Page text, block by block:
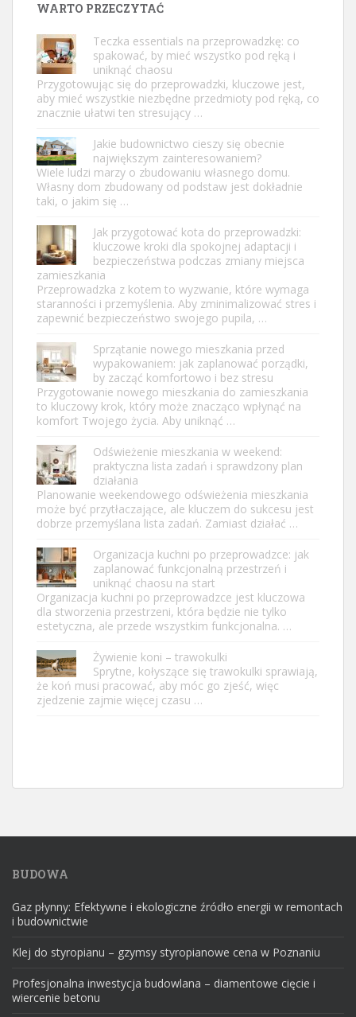
WARTO PRZECZYTAĆ
Teczka essentials na przeprowadzkę: co
spakować, by mieć wszystko pod ręką i
uniknąć chaosu
Przygotowując się do przeprowadzki, kluczowe jest,
aby mieć wszystkie niezbędne przedmioty pod ręką, co
znacznie ułatwi ten stresujący …
Jakie budownictwo cieszy się obecnie
największym zainteresowaniem?
Wiele ludzi marzy o zbudowaniu własnego domu.
Własny dom zbudowany od podstaw jest dokładnie
taki, o jakim się …
Jak przygotować kota do przeprowadzki:
kluczowe kroki dla spokojnej adaptacji i
bezpieczeństwa podczas zmiany miejsca
zamieszkania
Przeprowadzka z kotem to wyzwanie, które wymaga
staranności i przemyślenia. Aby zminimalizować stres i
zapewnić bezpieczeństwo swojego pupila, …
Sprzątanie nowego mieszkania przed
wypakowaniem: jak zaplanować porządki,
by zacząć komfortowo i bez stresu
Przygotowanie nowego mieszkania do zamieszkania
to kluczowy krok, który może znacząco wpłynąć na
komfort Twojego życia. Aby uniknąć …
Odświeżenie mieszkania w weekend:
praktyczna lista zadań i sprawdzony plan
działania
Planowanie weekendowego odświeżenia mieszkania
może być przytłaczające, ale kluczem do sukcesu jest
dobrze przemyślana lista zadań. Zamiast działać …
Organizacja kuchni po przeprowadzce: jak
zaplanować funkcjonalną przestrzeń i
uniknąć chaosu na start
Organizacja kuchni po przeprowadzce jest kluczowa
dla stworzenia przestrzeni, która będzie nie tylko
estetyczna, ale przede wszystkim funkcjonalna. …
Żywienie koni – trawokulki
Sprytne, kołyszące się trawokulki sprawiają,
że ​​koń musi pracować, aby móc go zjeść, więc
zjedzenie zajmie więcej czasu …
BUDOWA
Gaz płynny: Efektywne i ekologiczne źródło energii w remontach
i budownictwie
Klej do styropianu – gzymsy styropianowe cena w Poznaniu
Profesjonalna inwestycja budowlana – diamentowe cięcie i
wiercenie betonu